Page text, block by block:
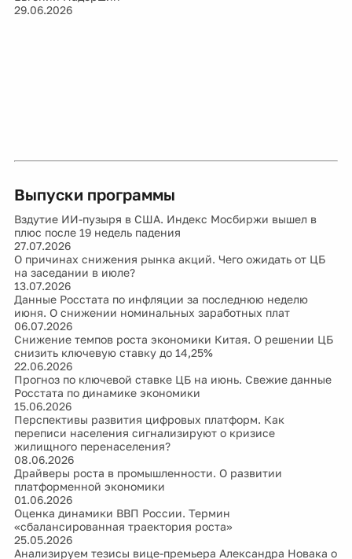
29.06.2026
Выпуски программы
Вздутие ИИ-пузыря в США. Индекс Мосбиржи вышел в
плюс после 19 недель падения
27.07.2026
О причинах снижения рынка акций. Чего ожидать от ЦБ
на заседании в июле?
13.07.2026
Данные Росстата по инфляции за последнюю неделю
июня. О снижении номинальных заработных плат
06.07.2026
Снижение темпов роста экономики Китая. О решении ЦБ
снизить ключевую ставку до 14,25%
22.06.2026
Прогноз по ключевой ставке ЦБ на июнь. Свежие данные
Росстата по динамике экономики
15.06.2026
Перспективы развития цифровых платформ. Как
переписи населения сигнализируют о кризисе
жилищного перенаселения?
08.06.2026
Драйверы роста в промышленности. О развитии
платформенной экономики
01.06.2026
Оценка динамики ВВП России. Термин
«сбалансированная траектория роста»
25.05.2026
Анализируем тезисы вице-премьера Александра Новака о